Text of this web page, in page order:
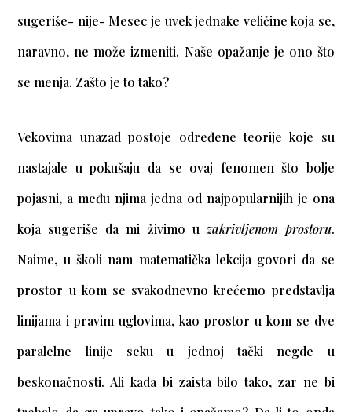
sugeriše- nije- Mesec je uvek jednake veličine koja se,
naravno, ne može izmeniti. Naše opažanje je ono što
se menja. Zašto je to tako?
Vekovima unazad postoje određene teorije koje su
nastajale u pokušaju da se ovaj fenomen što bolje
pojasni, a među njima jedna od najpopularnijih je ona
koja sugeriše da mi živimo uzakrivljenom prostoru.
Naime, u školi nam matematička lekcija govori da se
prostor u kom se svakodnevno krećemo predstavlja
linijama i pravim uglovima, kao prostor u kom se dve
paralelne linije seku u jednoj tački negde u
beskonačnosti. Ali kada bi zaista bilo tako, zar ne bi